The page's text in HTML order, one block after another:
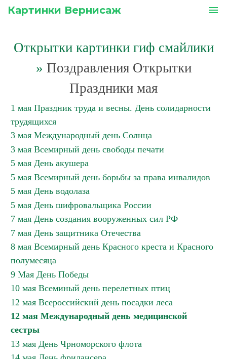
Картинки Вернисаж menu
Открытки картинки гиф смайлики
» Поздравления Открытки
Праздники мая
1 мая Праздник труда и весны. День солидарности
трудящихся
3 мая Международный день Солнца
3 мая Всемирный день свободы печати
5 мая День акушера
5 мая Всемирный день борьбы за права инвалидов
5 мая День водолаза
5 мая День шифровальщика России
7 мая День создания вооруженных сил РФ
7 мая День защитника Отечества
8 мая Всемирный день Красного креста и Красного
полумесяца
9 Мая День Победы
10 мая Всеминый день перелетных птиц
12 мая Всероссийский день посадки леса
12 мая Международный день медицинской
сестры
13 мая День Чрноморского флота